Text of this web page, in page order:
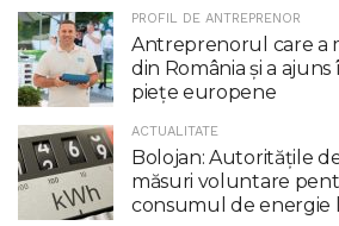
PROFIL DE ANTREPRENOR
Antreprenorul care a
din România și a
piețe europene
ACTUALITATE
Bolojan: Autoritățile
măsuri voluntare
consumul de energie